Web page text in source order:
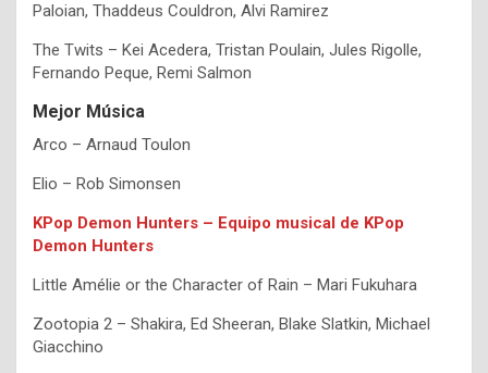
Paloian, Thaddeus Couldron, Alvi Ramirez
The Twits – Kei Acedera, Tristan Poulain, Jules Rigolle,
Fernando Peque, Remi Salmon
Mejor Música
Arco – Arnaud Toulon
Elio – Rob Simonsen
KPop Demon Hunters – Equipo musical de KPop
Demon Hunters
Little Amélie or the Character of Rain – Mari Fukuhara
Zootopia 2 – Shakira, Ed Sheeran, Blake Slatkin, Michael
Giacchino